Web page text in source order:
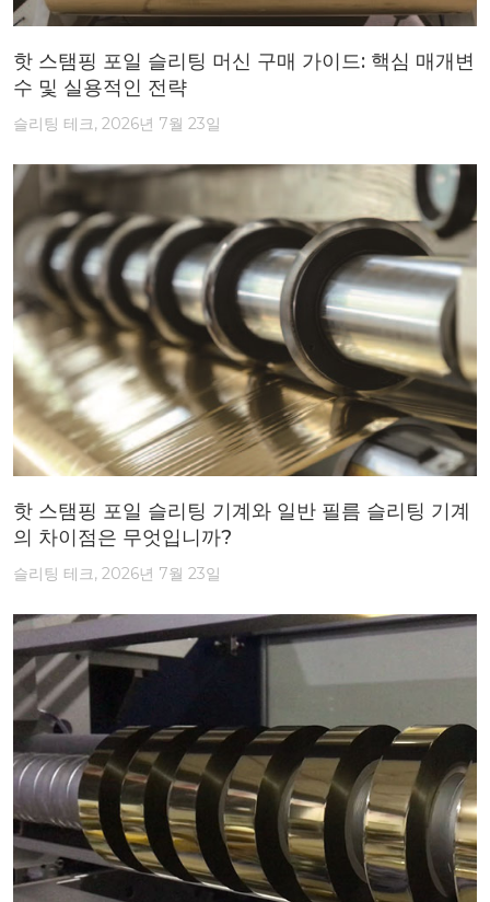
핫 스탬핑 포일 슬리팅 머신 구매 가이드: 핵심 매개변
수 및 실용적인 전략
슬리팅 테크, 2026년 7월 23일
핫 스탬핑 포일 슬리팅 기계와 일반 필름 슬리팅 기계
의 차이점은 무엇입니까?
슬리팅 테크, 2026년 7월 23일